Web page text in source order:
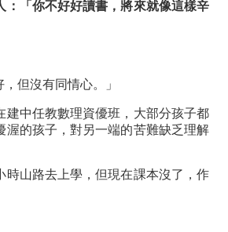
：「你不好好讀書，將來就像這樣辛
但沒有同情心。」
中任教數理資優班，大部分孩子都
的孩子，對另一端的苦難缺乏理解
山路去上學，但現在課本沒了，作